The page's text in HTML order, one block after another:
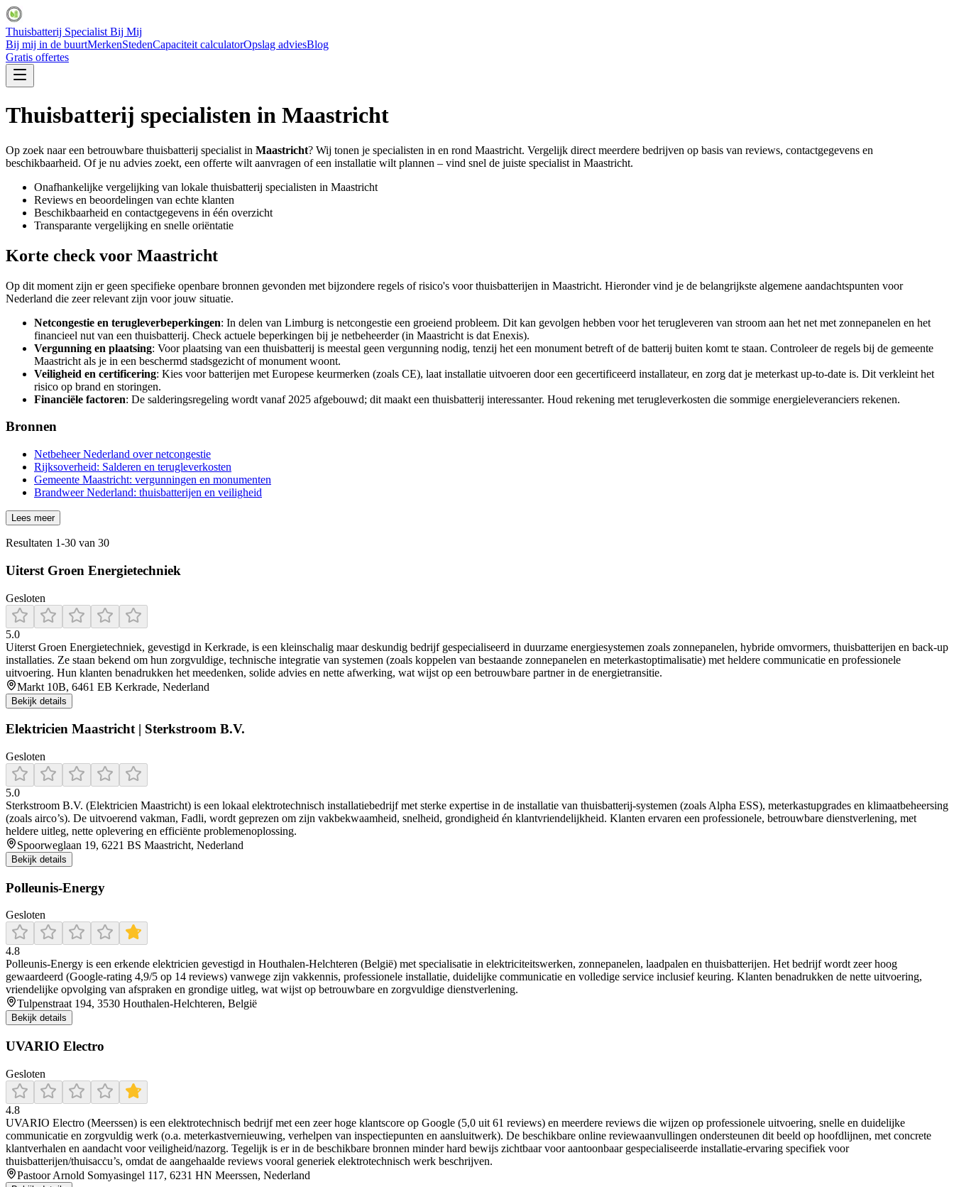
Thuisbatterij Specialist Bij Mij
Bij mij in de buurtMerkenStedenCapaciteit calculatorOpslag adviesBlog
Gratis offertes
Thuisbatterij specialisten in Maastricht
Op zoek naar een betrouwbare thuisbatterij specialist in Maastricht? Wij tonen je specialisten in en rond Maastricht. Vergelijk direct meerdere bedrijven op basis van reviews, contactgegevens en
beschikbaarheid. Of je nu advies zoekt, een offerte wilt aanvragen of een installatie wilt plannen – vind snel de juiste specialist in Maastricht.
Onafhankelijke vergelijking van lokale thuisbatterij specialisten in Maastricht
Reviews en beoordelingen van echte klanten
Beschikbaarheid en contactgegevens in één overzicht
Transparante vergelijking en snelle oriëntatie
Korte check voor Maastricht
Op dit moment zijn er geen specifieke openbare bronnen gevonden met bijzondere regels of risico's voor thuisbatterijen in Maastricht. Hieronder vind je de belangrijkste algemene aandachtspunten voor
Nederland die zeer relevant zijn voor jouw situatie.
Netcongestie en terugleverbeperkingen: In delen van Limburg is netcongestie een groeiend probleem. Dit kan gevolgen hebben voor het terugleveren van stroom aan het net met zonnepanelen en het
financieel nut van een thuisbatterij. Check actuele beperkingen bij je netbeheerder (in Maastricht is dat Enexis).
Vergunning en plaatsing: Voor plaatsing van een thuisbatterij is meestal geen vergunning nodig, tenzij het een monument betreft of de batterij buiten komt te staan. Controleer de regels bij de gemeente
Maastricht als je in een beschermd stadsgezicht of monument woont.
Veiligheid en certificering: Kies voor batterijen met Europese keurmerken (zoals CE), laat installatie uitvoeren door een gecertificeerd installateur, en zorg dat je meterkast up-to-date is. Dit verkleint het
risico op brand en storingen.
Financiële factoren: De salderingsregeling wordt vanaf 2025 afgebouwd; dit maakt een thuisbatterij interessanter. Houd rekening met terugleverkosten die sommige energieleveranciers rekenen.
Bronnen
Netbeheer Nederland over netcongestie
Rijksoverheid: Salderen en terugleverkosten
Gemeente Maastricht: vergunningen en monumenten
Brandweer Nederland: thuisbatterijen en veiligheid
Lees meer
Resultaten 1-30 van 30
Uiterst Groen Energietechniek
Gesloten
5.0
Uiterst Groen Energietechniek, gevestigd in Kerkrade, is een kleinschalig maar deskundig bedrijf gespecialiseerd in duurzame energiesystemen zoals zonnepanelen, hybride omvormers, thuisbatterijen en back-up
installaties. Ze staan bekend om hun zorgvuldige, technische integratie van systemen (zoals koppelen van bestaande zonnepanelen en meterkastoptimalisatie) met heldere communicatie en professionele
uitvoering. Hun klanten benadrukken het meedenken, solide advies en nette afwerking, wat wijst op een betrouwbare partner in de energietransitie.
Markt 10B, 6461 EB Kerkrade, Nederland
Bekijk details
Elektricien Maastricht | Sterkstroom B.V.
Gesloten
5.0
Sterkstroom B.V. (Elektricien Maastricht) is een lokaal elektrotechnisch installatiebedrijf met sterke expertise in de installatie van thuisbatterij‑systemen (zoals Alpha ESS), meterkastupgrades en klimaatbeheersing
(zoals airco’s). De uitvoerend vakman, Fadli, wordt geprezen om zijn vakbekwaamheid, snelheid, grondigheid én klantvriendelijkheid. Klanten ervaren een professionele, betrouwbare dienstverlening, met
heldere uitleg, nette oplevering en efficiënte problemenoplossing.
Spoorweglaan 19, 6221 BS Maastricht, Nederland
Bekijk details
Polleunis-Energy
Gesloten
4.8
Polleunis‑Energy is een erkende elektricien gevestigd in Houthalen‑Helchteren (België) met specialisatie in elektriciteitswerken, zonnepanelen, laadpalen en thuisbatterijen. Het bedrijf wordt zeer hoog
gewaardeerd (Google‑rating 4,9/5 op 14 reviews) vanwege zijn vakkennis, professionele installatie, duidelijke communicatie en volledige service inclusief keuring. Klanten benadrukken de nette uitvoering,
vriendelijke opvolging van afspraken en grondige uitleg, wat wijst op betrouwbare en zorgvuldige dienstverlening.
Tulpenstraat 194, 3530 Houthalen-Helchteren, België
Bekijk details
UVARIO Electro
Gesloten
4.8
UVARIO Electro (Meerssen) is een elektrotechnisch bedrijf met een zeer hoge klantscore op Google (5,0 uit 61 reviews) en meerdere reviews die wijzen op professionele uitvoering, snelle en duidelijke
communicatie en zorgvuldig werk (o.a. meterkastvernieuwing, verhelpen van inspectiepunten en aansluitwerk). De beschikbare online reviewaanvullingen ondersteunen dit beeld op hoofdlijnen, met concrete
klantverhalen en aandacht voor veiligheid/nazorg. Tegelijk is er in de beschikbare bronnen minder hard bewijs zichtbaar voor aantoonbaar gespecialiseerde installatie-ervaring specifiek voor
thuisbatterijen/thuisaccu’s, omdat de aangehaalde reviews vooral generiek elektrotechnisch werk beschrijven.
Pastoor Arnold Somyasingel 117, 6231 HN Meerssen, Nederland